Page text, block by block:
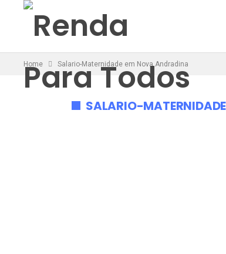
Home Salario-Maternidade em Nova Andradina
SALARIO-